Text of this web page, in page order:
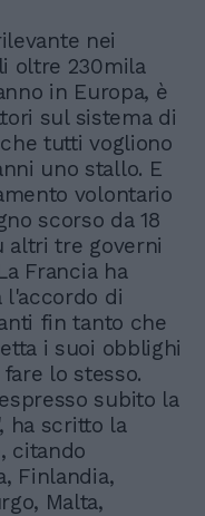
nei
oltre 230mila
in Europa, è
sul sistema di
tutti vogliono
uno stallo. E
volontario
scorso da 18
altri tre governi
Francia ha
l'accordo di
fin tanto che
i suoi obblighi
lo stesso.
subito la
ha scritto la
citando
Finlandia,
Malta,